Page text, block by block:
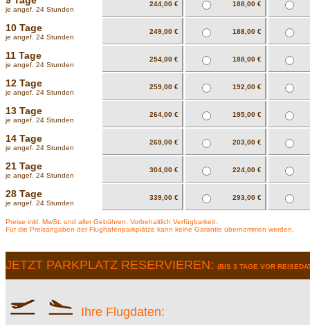
je angef. 24 Stunden
244,00 € 188,00 €
10 Tage
je angef. 24 Stunden
249,00 € 188,00 €
11 Tage
je angef. 24 Stunden
254,00 € 188,00 €
12 Tage
je angef. 24 Stunden
259,00 € 192,00 €
13 Tage
je angef. 24 Stunden
264,00 € 195,00 €
14 Tage
je angef. 24 Stunden
269,00 € 203,00 €
21 Tage
je angef. 24 Stunden
304,00 € 224,00 €
28 Tage
je angef. 24 Stunden
339,00 € 293,00 €
Preise inkl. MwSt. und aller Gebühren. Vorbehaltlich Verfügbarkeit.
Für die Preisangaben der Flughafenparkplätze kann keine Garantie übernommen werden.
JETZT PARKPLATZ RESERVIEREN: (BIS 3 TAGE VOR
Ihre Flugdaten: